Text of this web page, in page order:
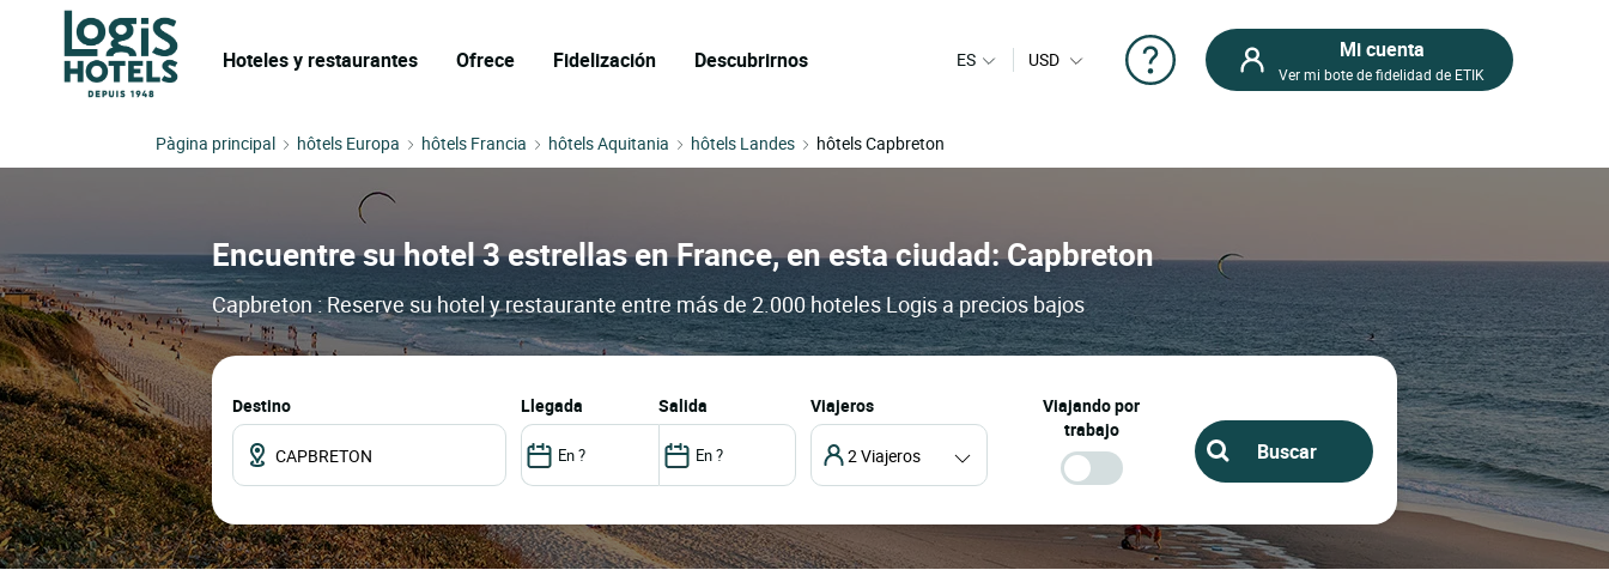
Hoteles y restaurantes Ofrece Fidelización Descubrirnos ES USD Mi cuenta
Ver mi bote de fidelidad de ETIK
Pàgina principal hôtels Europa hôtels Francia hôtels Aquitania hôtels Landes hôtels Capbreton
Encuentre su hotel 3 estrellas en France, en esta ciudad: Capbreton
Capbreton : Reserve su hotel y restaurante entre más de 2.000 hoteles Logis a precios bajos
Destino llegada salida Viajeros
2 Viajeros
Viajando por
trabajo